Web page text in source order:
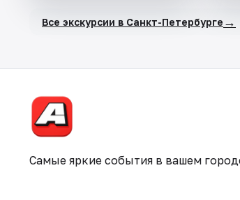
Все экскурсии в Санкт-Петербурге →
Самые яркие события в вашем